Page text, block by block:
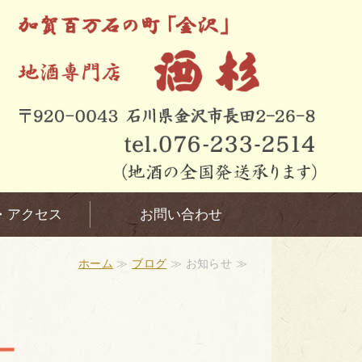
アクセス お問い合わせ
ホーム ≫ ブログ ≫ お知らせ ≫